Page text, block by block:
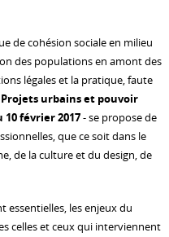
de cohésion sociale en milieu
des populations en amont des
légales et la pratique, faute
Projets urbains et pouvoir
février 2017- se propose de
que ce soit dans le
de la culture et du design, de
essentielles, les enjeux du
celles et ceux qui interviennent